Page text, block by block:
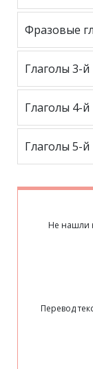
Фразовые
Глаголы 3-й
Глаголы 4-й
Глаголы 5-й
Не нашли
Перевод